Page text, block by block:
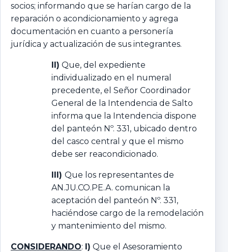
socios; informando que se harían cargo de la
reparación o acondicionamiento y agrega
documentación en cuanto a personería
jurídica y actualización de sus integrantes.
II) Que, del expediente
individualizado en el numeral
precedente, el Señor Coordinador
General de la Intendencia de Salto
informa que la Intendencia dispone
del panteón Nº. 331, ubicado dentro
del casco central y que el mismo
debe ser reacondicionado.
III) Que los representantes de
AN.JU.CO.PE.A. comunican la
aceptación del panteón Nº. 331,
haciéndose cargo de la remodelación
y mantenimiento del mismo.
CONSIDERANDO: I) Que el Asesoramiento